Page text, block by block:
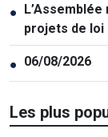
●
projets de loi
● 06/08/2026
Les plus